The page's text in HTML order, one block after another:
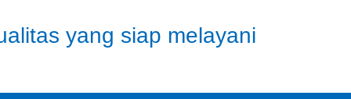
yang siap melayani